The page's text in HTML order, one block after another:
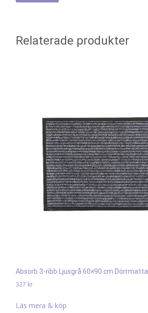
Relaterade produkter
Absorb 3-ribb Ljusgrå 60×90 cm Dörrmatta
327 kr
Läs mera & köp